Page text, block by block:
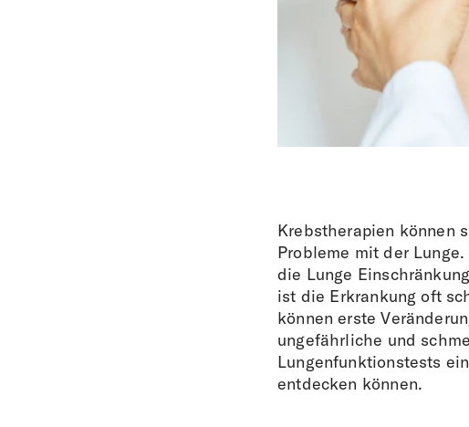
Krebstherapien können
Probleme mit der
die Lunge
ist die Erkrankung oft
können erste
ungefährliche und
Lungenfunktionstests
entdecken können.